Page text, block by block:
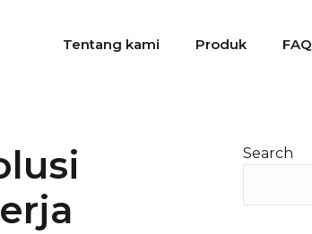
Tentang kami Produk FAQ
Search